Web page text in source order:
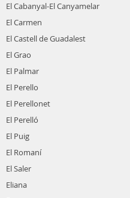
El Cabanyal-El Canyamelar
El Carmen
El Castell de Guadalest
El Grao
El Palmar
El Perello
El Perellonet
El Perelló
El Puig
El Romaní
El Saler
Eliana